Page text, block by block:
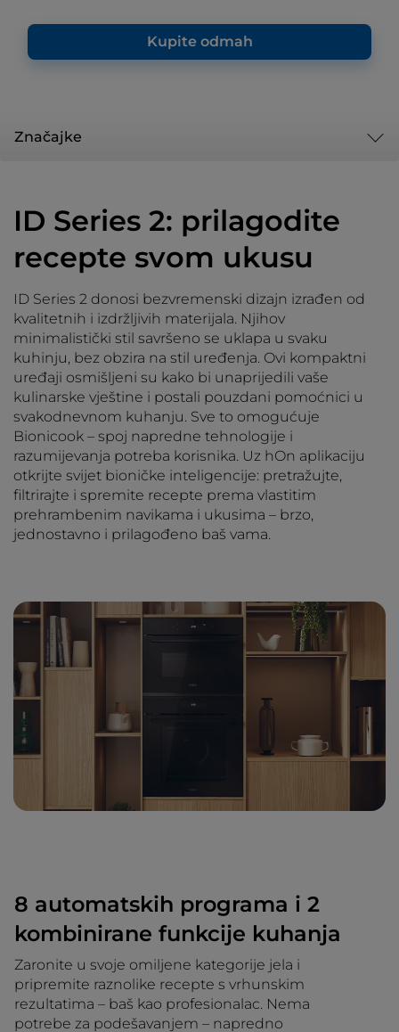
Kupite odmah
Značajke
ID Series 2: prilagodite
recepte svom ukusu
ID Series 2 donosi bezvremenski dizajn izrađen od
kvalitetnih i izdržljivih materijala. Njihov
minimalistički stil savršeno se uklapa u svaku
kuhinju, bez obzira na stil uređenja. Ovi kompaktni
uređaji osmišljeni su kako bi unaprijedili vaše
kulinarske vještine i postali pouzdani pomoćnici u
svakodnevnom kuhanju. Sve to omogućuje
Bionicook – spoj napredne tehnologije i
razumijevanja potreba korisnika. Uz hOn aplikaciju
otkrijte svijet bioničke inteligencije: pretražujte,
filtrirajte i spremite recepte prema vlastitim
prehrambenim navikama i ukusima – brzo,
jednostavno i prilagođeno baš vama.
8 automatskih programa i 2
kombinirane funkcije kuhanja
Zaronite u svoje omiljene kategorije jela i
pripremite raznolike recepte s vrhunskim
rezultatima – baš kao profesionalac. Nema
potrebe za podešavanjem – napredno